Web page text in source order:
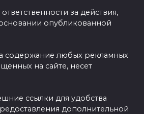
за действия,
опубликованной
содержание любых рекламных
на сайте, несет
ссылки для удобства
дополнительной